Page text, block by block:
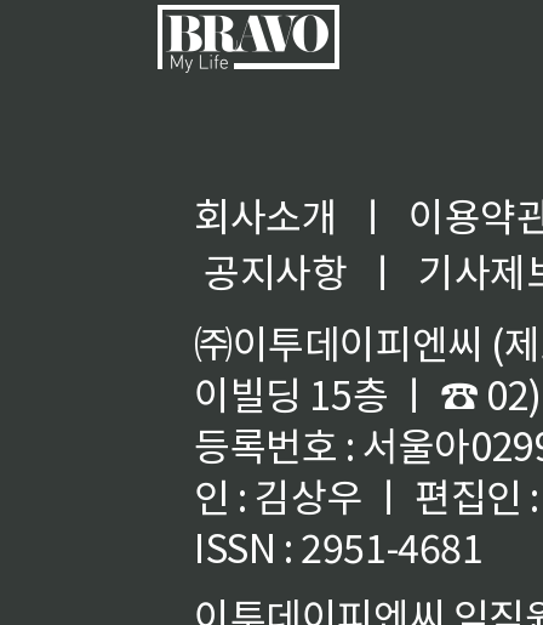
회사소개 ㅣ
이용약
공지사항
ㅣ
기사제
㈜이투데이피엔씨 (
이빌딩 15층 ㅣ ☎
등록번호 : 서울아
인 : 김상우 ㅣ 편집인
ISSN : 2951-4681